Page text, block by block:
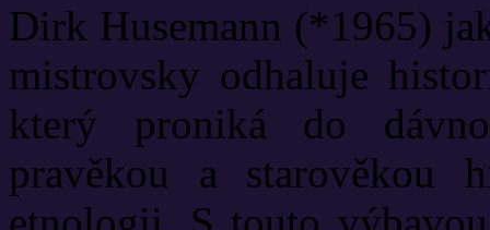
Dirk Husemann (*1965)
mistrovsky odhaluje
který proniká do
pravěkou a starověkou